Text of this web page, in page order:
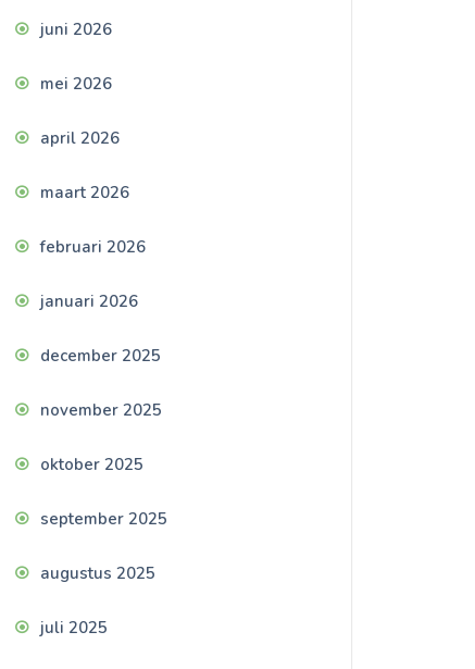
juni 2026
mei 2026
april 2026
maart 2026
februari 2026
januari 2026
december 2025
november 2025
oktober 2025
september 2025
augustus 2025
juli 2025